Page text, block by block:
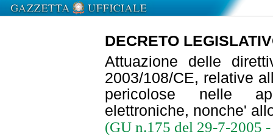
DECRETO
Attuazione delle
2003/108/CE, relative
pericolose nelle
elettroniche, nonche'
(GU n.175 del 29-7-2005